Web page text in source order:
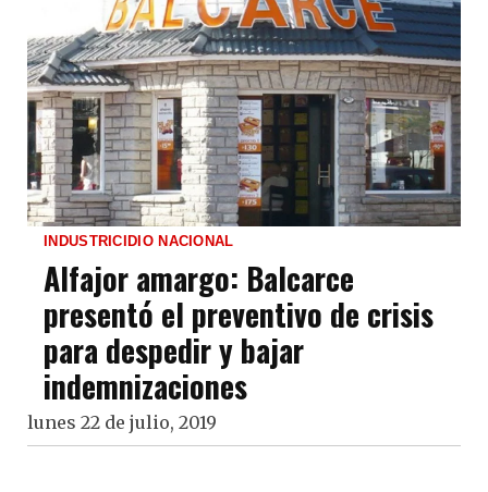
INDUSTRICIDIO NACIONAL
Alfajor amargo: Balcarce
presentó el preventivo de crisis
para despedir y bajar
indemnizaciones
lunes 22 de julio, 2019